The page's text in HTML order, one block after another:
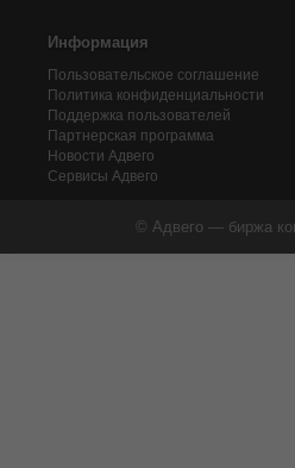
Информация
Пользовательское соглашение
Политика конфиденциальности
Поддержка пользователей
Партнерская программа
Новости Адвего
Сервисы Адвего
© Адвего — биржа